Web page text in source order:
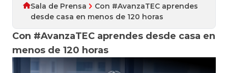
Sala de Prensa
Con #AvanzaTEC aprendes
desde casa en menos de 120 horas
Con #AvanzaTEC aprendes desde casa en
menos de 120 horas